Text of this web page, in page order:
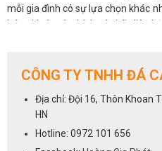
mỗi gia đình có sự lựa chọn khác
báo giá nhanh chính xác hãy liên
CÔNG TY TNHH ĐÁ
Địa chỉ: Đội 16, Thôn Khoan
HN
Hotline: 0972 101 656